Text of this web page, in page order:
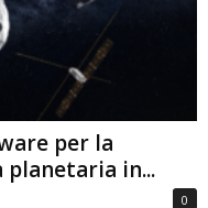
per la
planetaria in...
0